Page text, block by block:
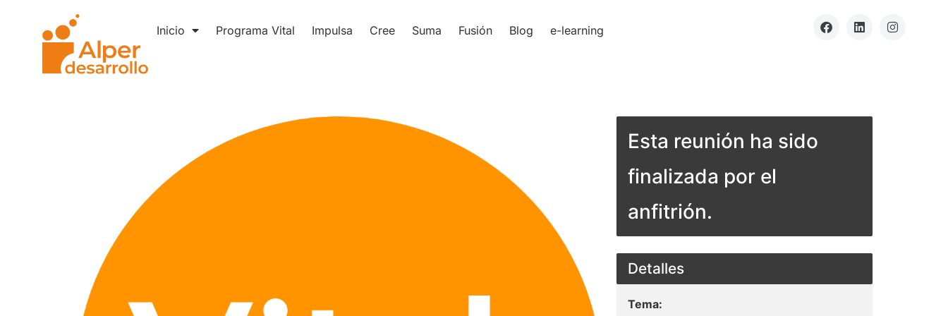
Inicio Programa Vital Impulsa Cree Suma Fusión Blog e-learning
Esta reunión ha sido
finalizada por el
anfitrión.
Detalles
Tema: